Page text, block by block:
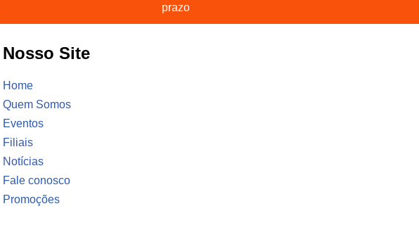
prazo
Nosso Site
Home
Quem Somos
Eventos
Filiais
Notícias
Fale conosco
Promoções